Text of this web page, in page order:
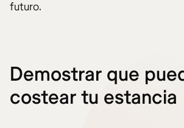
futuro.
Demostrar que
costear tu estancia